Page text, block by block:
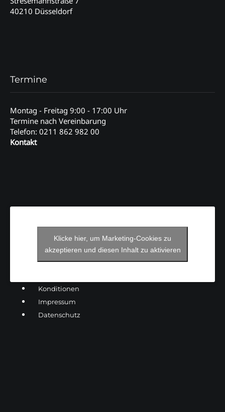
40210 Düsseldorf
Termine
Montag - Freitag 9:00 - 17:00 Uhr
Termine nach Vereinbarung
Telefon: 0211 862 982 00
Kontakt
Klicke hier, um Marketing-Cookies zu
akzeptieren und diesen Inhalt zu aktivieren
Konditionen
Impressum
Datenschutz